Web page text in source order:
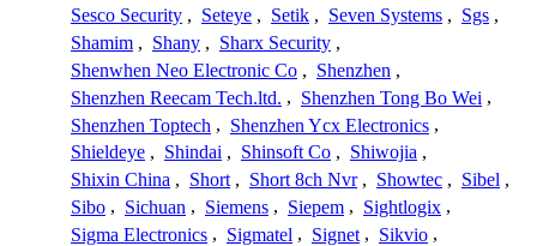
Sesco Security , Seteye , Setik , Seven Systems , Sgs ,
Shamim , Shany , Sharx Security ,
Shenwhen Neo Electronic Co , Shenzhen ,
Shenzhen Reecam Tech.ltd. , Shenzhen Tong Bo Wei ,
Shenzhen Toptech , Shenzhen Ycx Electronics ,
Shieldeye , Shindai , Shinsoft Co , Shiwojia ,
Shixin China , Short , Short 8ch Nvr , Showtec , Sibel ,
Sibo , Sichuan , Siemens , Siepem , Sightlogix ,
Sigma Electronics , Sigmatel , Signet , Sikvio ,